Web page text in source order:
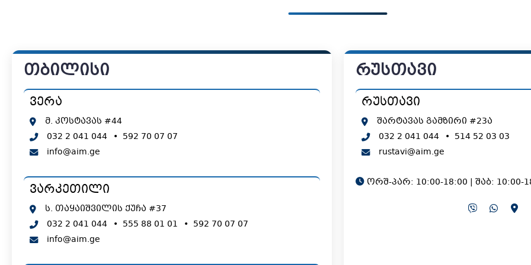
თბილისი
ვერა
მ. კოსტავას #44
032 2 041 044 • 592 70 07 07
info@aim.ge
ვარკეთილი
ს. თაყაიშვილის ქუჩა #37
032 2 041 044 • 555 88 01 01 • 592 70 07 07
info@aim.ge
რუსთავი
რუსთავი
შარტავას გამზირი #23ა
032 2 041 044 • 514 52 03 03
rustavi@aim.ge
ორშ-პარ: 10:00-18:00 | შაბ: 10:00-